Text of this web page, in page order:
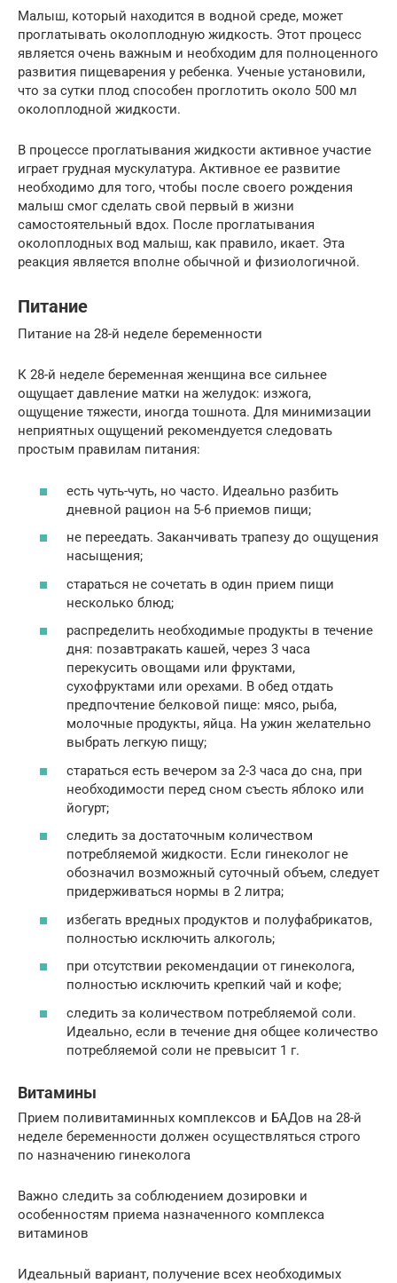
Малыш, который находится в водной среде, может
проглатывать околоплодную жидкость. Этот процесс
является очень важным и необходим для полноценного
развития пищеварения у ребенка. Ученые установили,
что за сутки плод способен проглотить около 500 мл
околоплодной жидкости.
В процессе проглатывания жидкости активное участие
играет грудная мускулатура. Активное ее развитие
необходимо для того, чтобы после своего рождения
малыш смог сделать свой первый в жизни
самостоятельный вдох. После проглатывания
околоплодных вод малыш, как правило, икает. Эта
реакция является вполне обычной и физиологичной.
Питание
Питание на 28-й неделе беременности
К 28-й неделе беременная женщина все сильнее
ощущает давление матки на желудок: изжога,
ощущение тяжести, иногда тошнота. Для минимизации
неприятных ощущений рекомендуется следовать
простым правилам питания:
есть чуть-чуть, но часто. Идеально разбить
дневной рацион на 5-6 приемов пищи;
не переедать. Заканчивать трапезу до ощущения
насыщения;
стараться не сочетать в один прием пищи
несколько блюд;
распределить необходимые продукты в течение
дня: позавтракать кашей, через 3 часа
перекусить овощами или фруктами,
сухофруктами или орехами. В обед отдать
предпочтение белковой пище: мясо, рыба,
молочные продукты, яйца. На ужин желательно
выбрать легкую пищу;
стараться есть вечером за 2-3 часа до сна, при
необходимости перед сном съесть яблоко или
йогурт;
следить за достаточным количеством
потребляемой жидкости. Если гинеколог не
обозначил возможный суточный объем, следует
придерживаться нормы в 2 литра;
избегать вредных продуктов и полуфабрикатов,
полностью исключить алкоголь;
при отсутствии рекомендации от гинеколога,
полностью исключить крепкий чай и кофе;
следить за количеством потребляемой соли.
Идеально, если в течение дня общее количество
потребляемой соли не превысит 1 г.
Витамины
Прием поливитаминных комплексов и БАДов на 28-й
неделе беременности должен осуществляться строго
по назначению гинеколога
Важно следить за соблюдением дозировки и
особенностям приема назначенного комплекса
витаминов
Идеальный вариант, получение всех необходимых